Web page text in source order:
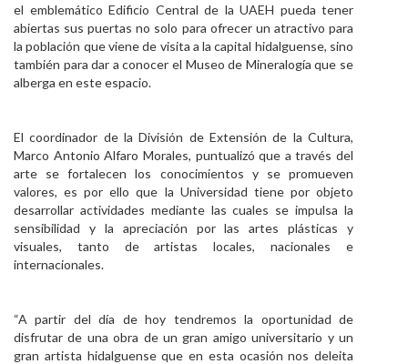
el emblemático Edificio Central de la UAEH pueda tener
abiertas sus puertas no solo para ofrecer un atractivo para
la población que viene de visita a la capital hidalguense, sino
también para dar a conocer el Museo de Mineralogía que se
alberga en este espacio.
El coordinador de la División de Extensión de la Cultura,
Marco Antonio Alfaro Morales, puntualizó que a través del
arte se fortalecen los conocimientos y se promueven
valores, es por ello que la Universidad tiene por objeto
desarrollar actividades mediante las cuales se impulsa la
sensibilidad y la apreciación por las artes plásticas y
visuales, tanto de artistas locales, nacionales e
internacionales.
“A partir del día de hoy tendremos la oportunidad de
disfrutar de una obra de un gran amigo universitario y un
gran artista hidalguense que en esta ocasión nos deleita